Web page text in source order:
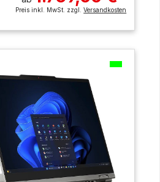
Preis inkl. MwSt. zzgl.Versandkosten